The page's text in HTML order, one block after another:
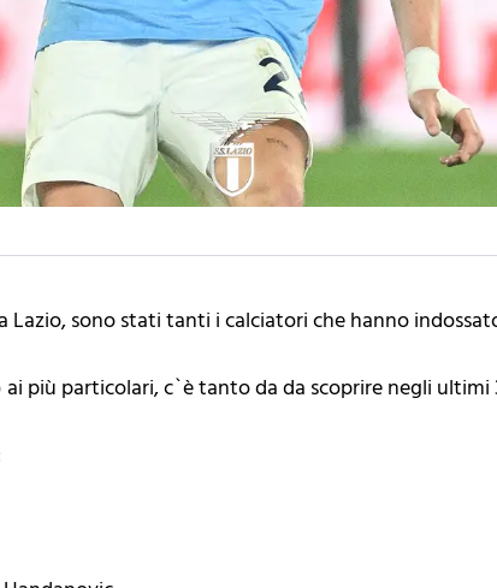
sono stati tanti i calciatori che hanno
più particolari, c`è tanto da da scoprire negli ultimi